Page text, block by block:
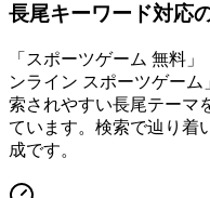
長尾キーワード対応
「スポーツゲーム 無料
ンライン スポーツゲー
索されやすい長尾テーマ
ています。検索で辿り着
成です。